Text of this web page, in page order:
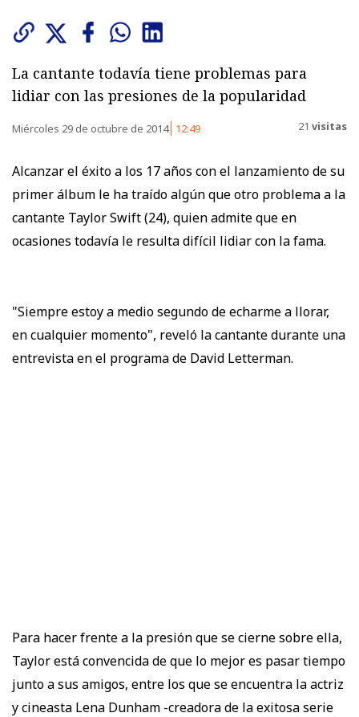
La cantante todavía tiene problemas para
lidiar con las presiones de la popularidad
Miércoles 29 de octubre de 2014 12:49 21 visitas
Alcanzar el éxito a los 17 años con el lanzamiento de su
primer álbum le ha traído algún que otro problema a la
cantante Taylor Swift (24), quien admite que en
ocasiones todavía le resulta difícil lidiar con la fama.
"Siempre estoy a medio segundo de echarme a llorar,
en cualquier momento", reveló la cantante durante una
entrevista en el programa de David Letterman.
Para hacer frente a la presión que se cierne sobre ella,
Taylor está convencida de que lo mejor es pasar tiempo
junto a sus amigos, entre los que se encuentra la actriz
y cineasta Lena Dunham -creadora de la exitosa serie